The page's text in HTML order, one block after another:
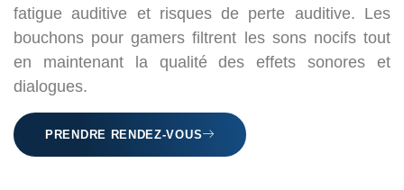
fatigue auditive et risques de perte auditive. Les
bouchons pour gamers filtrent les sons nocifs tout
en maintenant la qualité des effets sonores et
dialogues.
PRENDRE RENDEZ-VOUS